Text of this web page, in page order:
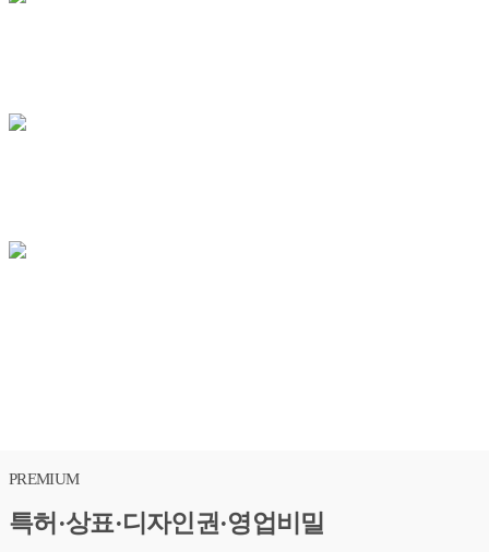
PREMIUM
특허·상표·디자인권·영업비밀